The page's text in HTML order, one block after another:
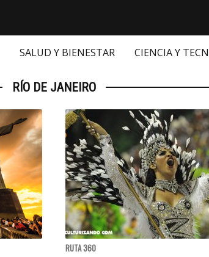
SALUD Y BIENESTAR CIENCIA Y
RÍO DE JANEIRO
RUTA 360